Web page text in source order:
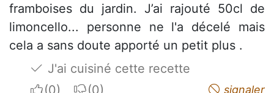
framboises du jardin. J’ai rajouté 50cl de
limoncello... personne ne l'a décelé mais
cela a sans doute apporté un petit plus .
J'ai cuisiné cette recette
I apreciateI do not appreciate signaler